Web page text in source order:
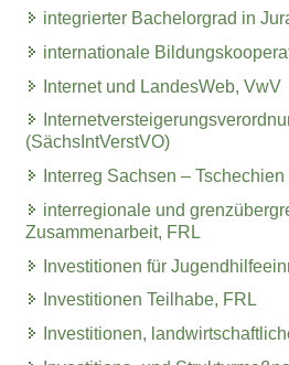
integrierter Bachelorgrad in
internationale
Internet und LandesWeb, VwV
(SächsIntVerstVO)
Interreg Sachsen –
interregionale und
Zusammenarbeit, FRL
Investitionen für
Investitionen Teilhabe, FRL
Investitionen,